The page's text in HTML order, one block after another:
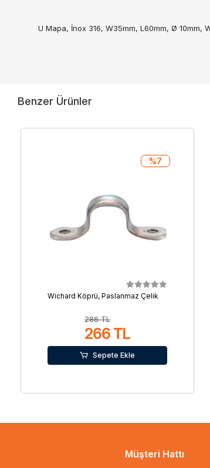
U Mapa, İnox 316, W35mm, L60mm, Ø 10mm,
Benzer Ürünler
Wichard Köprü, Paslanmaz Çelik
286 TL
266 TL
%7
Sepete Ekle
Müşteri Hattı